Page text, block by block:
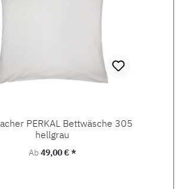
PERKAL Bettwäsche 305
hellgrau
Regulärer Preis:
Ab49,00 € *